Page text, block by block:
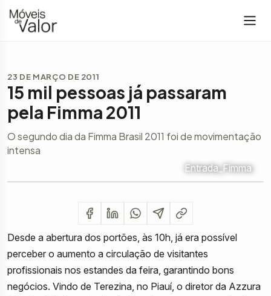
23 DE MARÇO DE 2011
15 mil pessoas já passaram
pela Fimma 2011
O segundo dia da Fimma Brasil 2011 foi de movimentação
intensa
Entrada_Fimma
Desde a abertura dos portões, às 10h, já era possível
perceber o aumento a circulação de visitantes
profissionais nos estandes da feira, garantindo bons
negócios. Vindo de Terezina, no Piauí, o diretor da Azzura